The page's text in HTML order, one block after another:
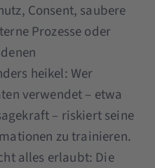
Consent, saubere
Prozesse oder
heikel: Wer
verwendet – etwa
– riskiert seine
zu trainieren.
alles erlaubt: Die